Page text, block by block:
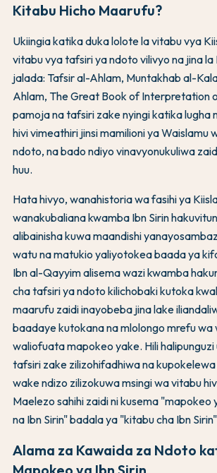
Kitabu Hicho Maarufu?
Ukiingia katika duka lolote la vitabu vya
vitabu vya tafsiri ya ndoto vilivyo na jina la
jalada: Tafsir al-Ahlam, Muntakhab al-
Ahlam, The Great Book of Interpretation
pamoja na tafsiri zake nyingi katika lugha
hivi vimeathiri jinsi mamilioni ya Waislamu
ndoto, na bado ndiyo vinavyonukuliwa
huu.
Hata hivyo, wanahistoria wa fasihi ya
wanakubaliana kwamba Ibn Sirin
alibainisha kuwa maandishi
watu na matukio yaliyotokea baada ya
Ibn al-Qayyim alisema wazi kwamba
cha tafsiri ya ndoto kilichobaki kutoka
maarufu zaidi inayobeba jina lake
baadaye kutokana na mlolongo mrefu
waliofuata mapokeo yake. Hili halipunguzi
tafsiri zake zilizohifadhiwa na
wake ndizo zilizokuwa msingi wa vitabu
Maelezo sahihi zaidi ni kusema "mapokeo
na Ibn Sirin" badala ya "kitabu cha Ibn
Alama za Kawaida za Ndoto